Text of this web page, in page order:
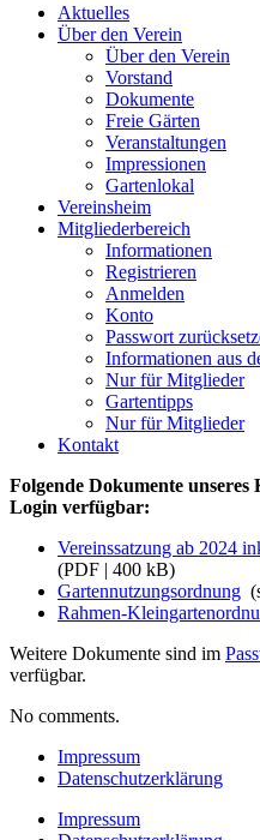
Aktuelles
Über den Verein
Über den Verein
Vorstand
Dokumente
Freie Gärten
Veranstaltungen
Impressionen
Gartenlokal
Vereinsheim
Mitgliederbereich
Informationen
Registrieren
Anmelden
Konto
Passwort
Informationen aus
Nur für Mitglieder
Gartentipps
Nur für Mitglieder
Kontakt
Folgende Dokumente
Login verfügbar:
Vereinssatzung ab 2024
(PDF | 400 kB)
Gartennutzungsordnung
Rahmen-
Weitere Dokumente sind im
verfügbar.
No comments.
Impressum
Datenschutzerklärung
Impressum